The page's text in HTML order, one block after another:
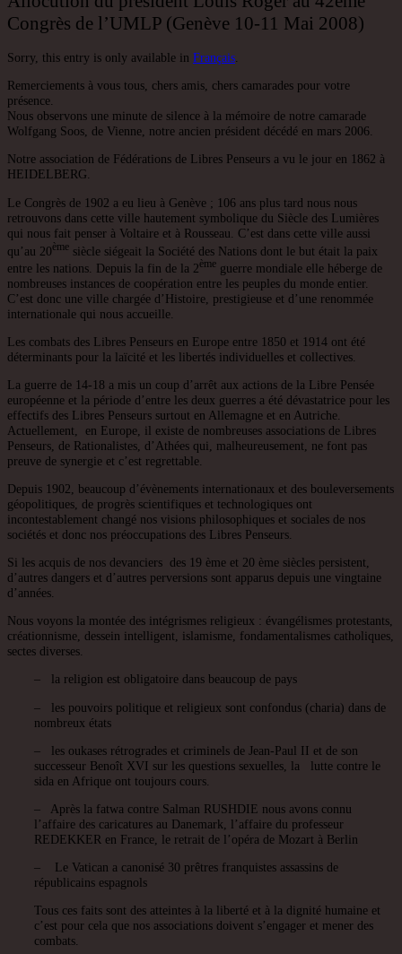
Congrès de l’UMLP (Genève 10-11 Mai 2008)
Sorry, this entry is only available in Français.
Remerciements à vous tous, chers amis, chers camarades pour votre
présence.
Nous observons une minute de silence à la mémoire de notre camarade
Wolfgang Soos, de Vienne, notre ancien président décédé en mars 2006.
Notre association de Fédérations de Libres Penseurs a vu le jour en 1862 à
HEIDELBERG.
Le Congrès de 1902 a eu lieu à Genève ; 106 ans plus tard nous nous
retrouvons dans cette ville hautement symbolique du Siècle des Lumières
qui nous fait penser à Voltaire et à Rousseau. C’est dans cette ville aussi
qu’au 20ème siècle siégeait la Société des Nations dont le but était la paix
entre les nations. Depuis la fin de la 2ème guerre mondiale elle héberge de
nombreuses instances de coopération entre les peuples du monde entier.
C’est donc une ville chargée d’Histoire, prestigieuse et d’une renommée
internationale qui nous accueille.
Les combats des Libres Penseurs en Europe entre 1850 et 1914 ont été
déterminants pour la laïcité et les libertés individuelles et collectives.
La guerre de 14-18 a mis un coup d’arrêt aux actions de la Libre Pensée
européenne et la période d’entre les deux guerres a été dévastatrice pour les
effectifs des Libres Penseurs surtout en Allemagne et en Autriche.
Actuellement, en Europe, il existe de nombreuses associations de Libres
Penseurs, de Rationalistes, d’Athées qui, malheureusement, ne font pas
preuve de synergie et c’est regrettable.
Depuis 1902, beaucoup d’évènements internationaux et des bouleversements
géopolitiques, de progrès scientifiques et technologiques ont
incontestablement changé nos visions philosophiques et sociales de nos
sociétés et donc nos préoccupations des Libres Penseurs.
Si les acquis de nos devanciers des 19 ème et 20 ème siècles persistent,
d’autres dangers et d’autres perversions sont apparus depuis une vingtaine
d’années.
Nous voyons la montée des intégrismes religieux : évangélismes protestants,
créationnisme, dessein intelligent, islamisme, fondamentalismes catholiques,
sectes diverses.
– la religion est obligatoire dans beaucoup de pays
– les pouvoirs politique et religieux sont confondus (charia) dans de
nombreux états
– les oukases rétrogrades et criminels de Jean-Paul II et de son
successeur Benoît XVI sur les questions sexuelles, la lutte contre le
sida en Afrique ont toujours cours.
– Après la fatwa contre Salman RUSHDIE nous avons connu
l’affaire des caricatures au Danemark, l’affaire du professeur
REDEKKER en France, le retrait de l’opéra de Mozart à Berlin
– Le Vatican a canonisé 30 prêtres franquistes assassins de
républicains espagnols
Tous ces faits sont des atteintes à la liberté et à la dignité humaine et
c’est pour cela que nos associations doivent s’engager et mener des
combats.